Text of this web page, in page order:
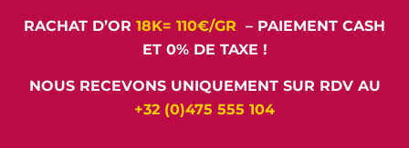
RACHAT D’OR 18K= 110€/GR – PAIEMENT CASH
ET 0% DE TAXE !
NOUS RECEVONS UNIQUEMENT SUR RDV AU
+32 (0)475 555 104